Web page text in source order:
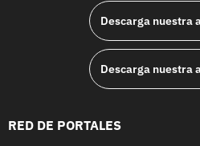
Descarga nuestra
Descarga nuestra
RED DE PORTALES